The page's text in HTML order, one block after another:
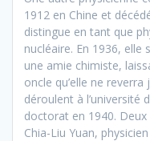
1912 en Chine et
distingue en tant que
nucléaire. En 1936, elle
une amie chimiste,
oncle qu’elle ne
déroulent à l’université
doctorat en 1940.
Chia-Liu Yuan,